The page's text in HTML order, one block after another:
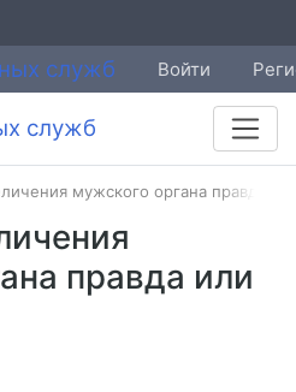
Войти
служб
мужского органа правда
правда или